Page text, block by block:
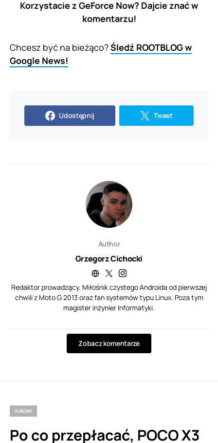
Korzystacie z GeForce Now? Dajcie znać w
komentarzu!
Chcesz być na bieżąco?Śledź ROOTBLOG w
Google News!
Udostępnij Tweet
Author
Grzegorz Cichocki
Redaktor prowadzący. Miłośnik czystego Androida od pierwszej
chwili z Moto G 2013 oraz fan systemów typu Linux. Poza tym
magister inżynier Informatyki.
Zobacz komentarze
XIAOMI
Po co przepłacać, POCO X3